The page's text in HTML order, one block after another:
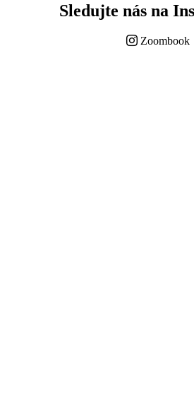
Sledujte nás na
Zoombook